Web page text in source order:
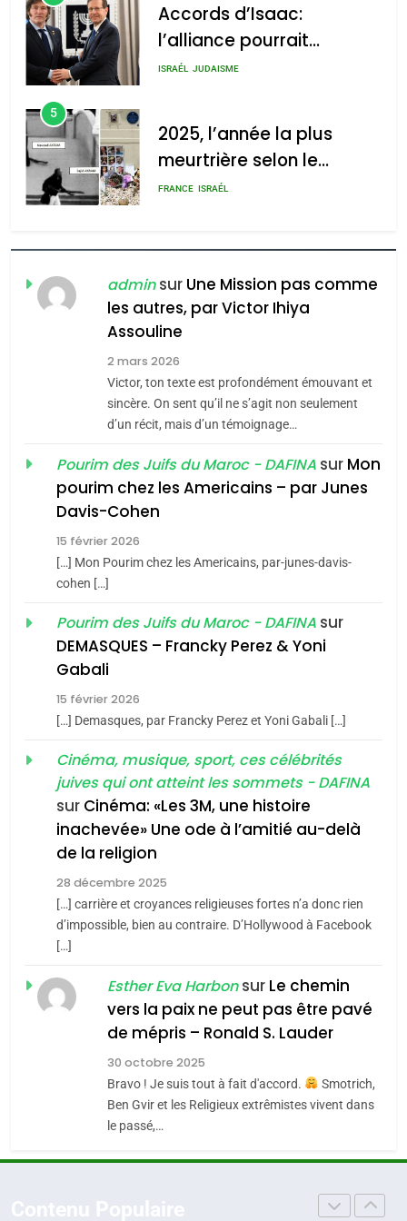
2025, l’année la plus
meurtrière selon le rapport
l’antisémitisme
admin 0
Accords d’Isaac:
l’alliance pourrait
s’étendre à 13 pays
ISRAÉL JUDAISME
5
2025, l’année la plus
meurtrière selon le
rapport d’ADL contre
FRANCE ISRAÉL
FIÈRE, DIGNE ET RÉSILIENTE :
POURQUOI JE REVENDIQUE
MA JUDAÏTE par Thérèse
Zrihen-Dvir
ISRAÉL JUDAISME
CE QUI NOUS MANQUE –
Jacques Hadida
JUDAISME
Maroc : Les amandes de
Tafraout, le miel de Tadla
du terroir
Oeil ravageur – Vanessa
De Loya Stauber
«Tu dis génocide, je dis
guerre»: La nouvelle
chanson de Boy George
ISRAÉL JUDAISME
Accords d’Isaac:
l’alliance pourrait
s’étendre à 13 pays
d’Amérique latine
ISRAÉL JUDAISME
2025, l’année la plus
meurtrière selon le
FIÈRE, DIGNE ET RÉSILIENTE :
adminsur Une Mission pas comme
les autres, par Victor Ihiya
Assouline
2 mars 2026
Victor, ton texte est profondément émouvant et
sincère. On sent qu’il ne s’agit non seulement
d’un récit, mais d’un témoignage…
Pourim des Juifs du Maroc - DAFINA sur Mon
pourim chez les Americains – par Junes
Davis-Cohen
15 février 2026
[…] Mon Pourim chez les Americains, par-junes-davis-
cohen […]
Pourim des Juifs du Maroc - DAFINA sur
DEMASQUES – Francky Perez & Yoni
Gabali
15 février 2026
[…] Demasques, par Francky Perez et Yoni Gabali […]
Cinéma, musique, sport, ces célébrités
juives qui ont atteint les sommets - DAFINA
sur Cinéma: «Les 3M, une histoire
inachevée» Une ode à l’amitié au-delà
de la religion
28 décembre 2025
[…] carrière et croyances religieuses fortes n’a donc rien
d’impossible, bien au contraire. D’Hollywood à Facebook
[…]
Esther Eva Harbonsur Le chemin
vers la paix ne peut pas être pavé
de mépris – Ronald S. Lauder
30 octobre 2025
Bravo ! Je suis tout à fait d'accord.
Smotrich,
Ben Gvir et les Religieux extrêmistes vivent dans
le passé,…
meurtrière selon le rapport
l’antisémitisme
FIÈRE, DIGNE ET RÉSILIENTE :
POURQUOI JE REVENDIQUE
MA JUDAÏTE par Thérèse
Zrihen-Dvir
ISRAÉL
CE QUI NOUS MANQUE –
JUDAISME
Maroc : Les amandes de
Tafraout, le miel de Tadla
Azilal consacrés produits
du terroir
DAFINA MAROC
Oeil ravageur – Vanessa De